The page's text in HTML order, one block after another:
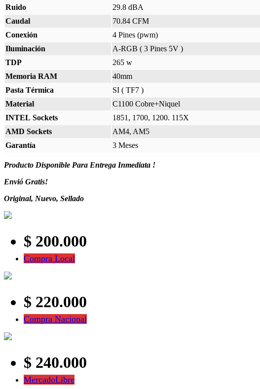
Ruido
29.8 dBA
Caudal
70.84 CFM
Conexión
4 Pines (pwm)
Iluminación
A-RGB ( 3 Pines 5V )
TDP
265 w
Memoria RAM
40mm
Pasta Térmica
SI ( TF7 )
Material
C1100 Cobre+Niquel
INTEL Sockets
1851, 1700, 1200. 115X
AMD Sockets
AM4, AM5
Garantía
3 Meses
Producto Disponible Para Entrega Inmediata !
Envió Gratis!
Original, Nuevo, Sellado
$ 200.000
Compra Local
$ 220.000
Compra Nacional
$ 240.000
MercadoLibre